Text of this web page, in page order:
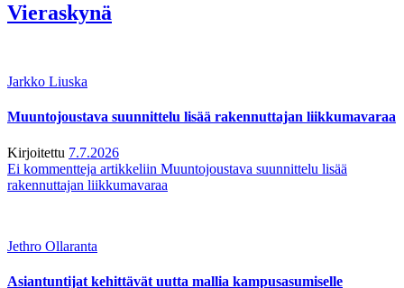
Vieraskynä
Jarkko Liuska
Muuntojoustava suunnittelu lisää rakennuttajan liikkumavaraa
Kirjoitettu 7.7.2026
Ei kommentteja artikkeliin Muuntojoustava suunnittelu lisää
rakennuttajan liikkumavaraa
Jethro Ollaranta
Asiantuntijat kehittävät uutta mallia kampusasumiselle